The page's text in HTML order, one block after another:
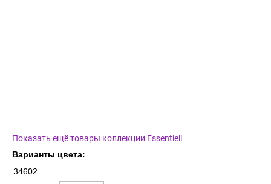
Показать ещё товары коллекции Essentiell
Варианты цвета:
34602